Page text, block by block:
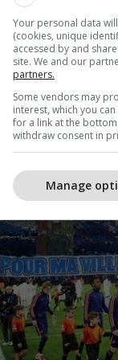
dhe nuk
rasti i
Your personal data
(cookies, unique
accessed by and
site. We and our
partners.
Some vendors may
interest, which you
for a link at the
withdraw consent in
Manage